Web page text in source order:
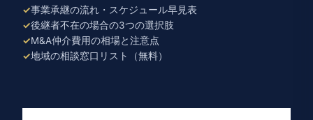
事業承継の流れ・スケジュール早見表
後継者不在の場合の3つの選択肢
M&A仲介費用の相場と注意点
地域の相談窓口リスト（無料）